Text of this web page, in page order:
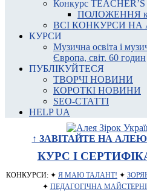
Конкурс
ПОЛОЖЕННЯ
ВСІ КОНКУРСИ НА
КУРСИ
Музична освіта і
Європа, світ. 60 годин
ПУБЛІКУЙТЕСЯ
ТВОРЧІ НОВИНИ
КОРОТКІ НОВИНИ
SEO-СТАТТІ
HELP UA
↑ ЗАВІТАЙТЕ НА АЛЕЮ
КУРС І
КОНКУРСИ: ✦ Я МАЮ ТАЛАНТ! ✦
✦ ПЕДАГОГІЧНА